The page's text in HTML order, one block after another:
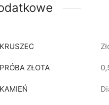
KRUSZEC
PRÓBA ZŁOTA
KAMIEŃ